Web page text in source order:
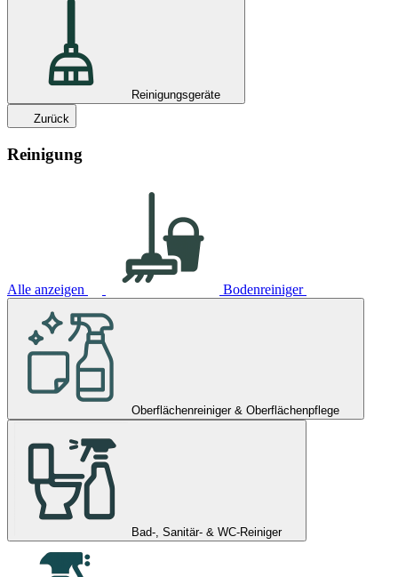
Reinigungsgeräte
Zurück
Reinigung
Alle anzeigen Bodenreiniger
Oberflächenreiniger & Oberflächenpflege
Bad-, Sanitär- & WC-Reiniger